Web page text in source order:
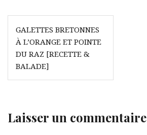
Navigation
de
l’article
GALETTES BRETONNES
À L’ORANGE ET POINTE
DU RAZ [RECETTE &
BALADE]
Laisser un commentaire